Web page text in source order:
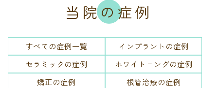
当院の症例
すべての症例一覧
インプラントの症例
セラミックの症例
ホワイトニングの症例
矯正の症例
根管治療の症例